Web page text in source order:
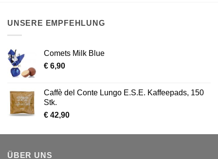
UNSERE EMPFEHLUNG
Comets Milk Blue
€ 6,90
Caffè del Conte Lungo E.S.E. Kaffeepads, 150
Stk.
€ 42,90
ÜBER UNS